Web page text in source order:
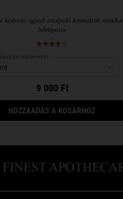
WITH AVOCADO
kedvenc egyedi arcápoló formulánk minden
bőrtípusra
kiszerelést
9 000 Ft
HOZZÁADÁS A KOSÁRHOZ